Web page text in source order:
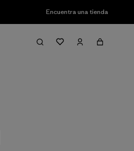
Encuentra una tienda
Filter & Sort